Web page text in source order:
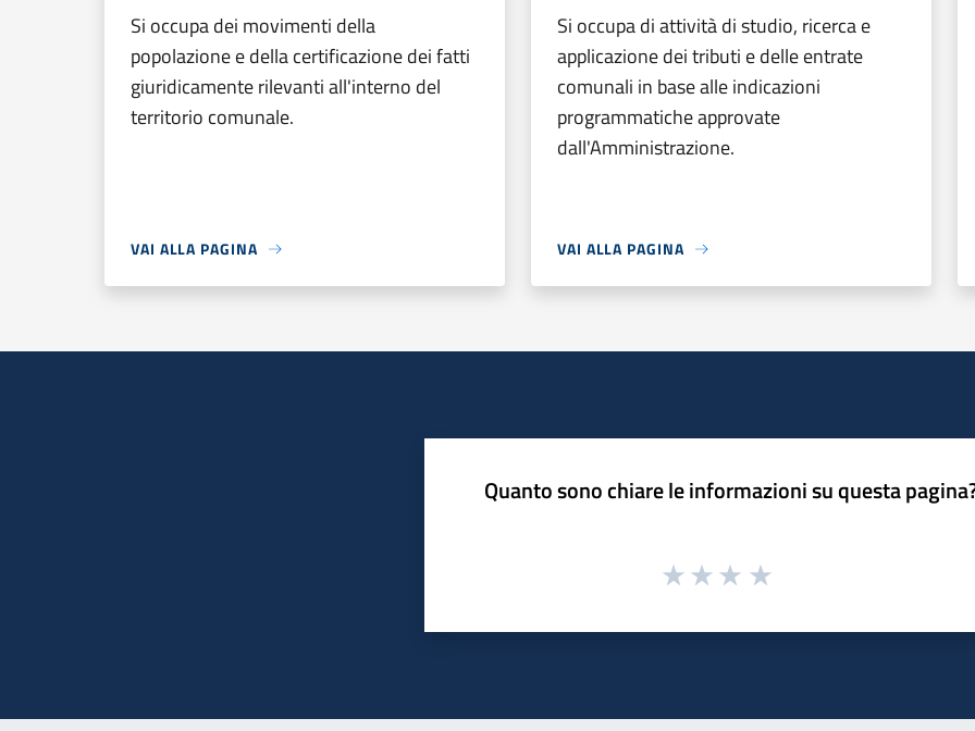
Si occupa dei movimenti della
popolazione e della certificazione dei fatti
giuridicamente rilevanti all'interno del
territorio comunale.
VAI ALLA PAGINA
Si occupa di attività di studio, ricerca e
applicazione dei tributi e delle entrate
comunali in base alle indicazioni
programmatiche approvate
dall'Amministrazione.
VAI ALLA PAGINA
Quanto sono chiare le informazioni su questa